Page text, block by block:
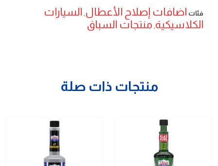
فئات اضافات إصلاح الأعطال السيارات
الكلاسيكية منتجات السباق
منتجات ذات صلة